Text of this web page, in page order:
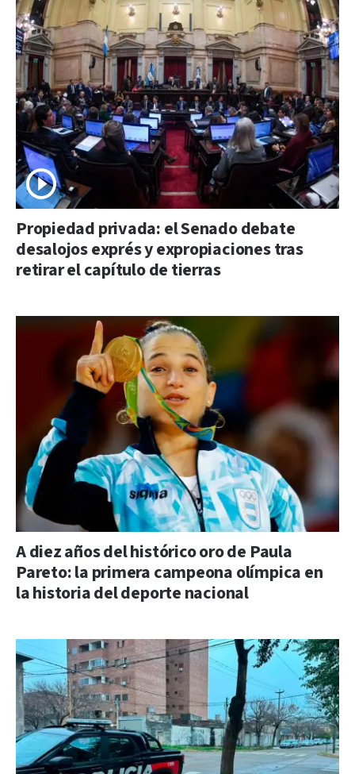
Propiedad privada: el Senado debate
desalojos exprés y expropiaciones tras
retirar el capítulo de tierras
A diez años del histórico oro de Paula
Pareto: la primera campeona olímpica en
la historia del deporte nacional